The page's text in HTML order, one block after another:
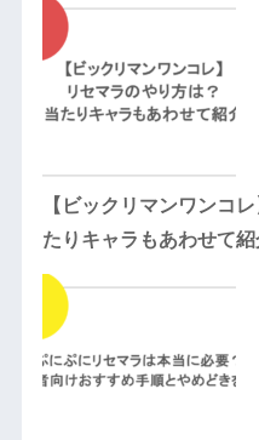
【ビックリマンワンコ
たりキャラもあわせて紹